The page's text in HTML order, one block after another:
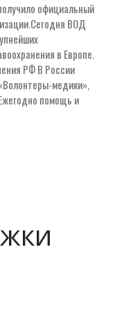
медицинские услуги в
генетическом
имеющих
платные
услуги
бесплатных
услуг
официальный
ВОД
в Европе.
РФ В России
медики»,
помощь и